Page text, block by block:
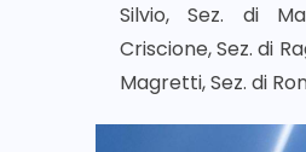
Silvio, Sez. di
Criscione, Sez. di
Magretti, Sez. di